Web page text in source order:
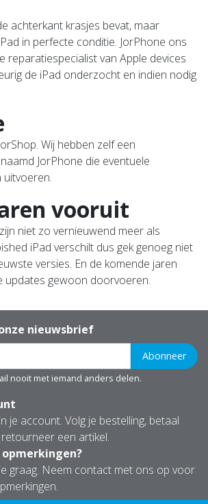
achterkant krasjes bevat, maar
in perfecte conditie. JorPhone ons
reparatiespecialist van Apple devices
de iPad onderzocht en indien nodig
Wij hebben zelf een
JorPhone die eventuele
uitvoeren.
vooruit
niet zo vernieuwend meer als
iPad verschilt dus gek genoeg niet
versies. En de komende jaren
updates gewoon doorvoeren.
nieuwsbrief
Abonneer
nooit met iemand anders delen.
je account. Volg je bestelling, betaal
een artikel.
graag. Neem contact met ons op voor